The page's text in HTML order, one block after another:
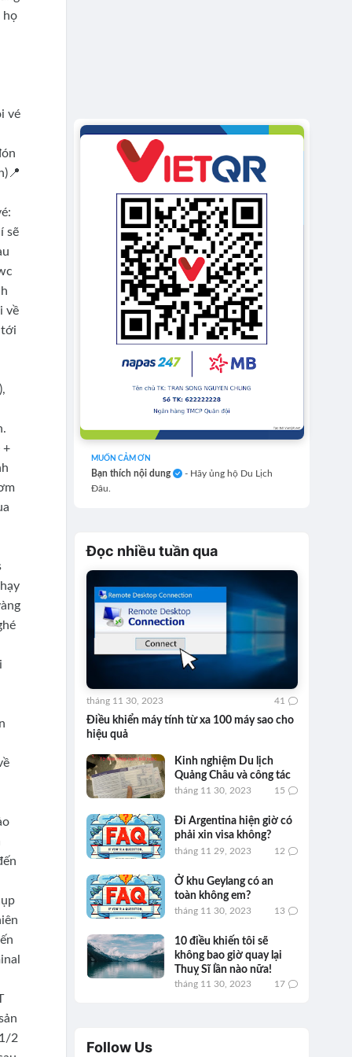
họ
vé
sẽ
về
tới
+
2
MUỐN CẢM ƠN
Bạn thích nội dung
- Hãy ủng hộ Du Lịch
Đâu.
Đọc nhiều tuần qua
Điều khiển máy tính từ xa 100 máy sao cho
hiệu quả
tháng 11 30, 2023 41
Kinh nghiệm Du lịch
Quảng Châu và công tác
tháng 11 30, 2023 15
Đi Argentina hiện giờ có
phải xin visa không?
tháng 11 29, 2023 12
Ở khu Geylang có an
toàn không em?
tháng 11 30, 2023 13
10 điều khiến tôi sẽ
không bao giờ quay lại
Thuỵ Sĩ lần nào nữa!
tháng 11 30, 2023 17
Follow Us